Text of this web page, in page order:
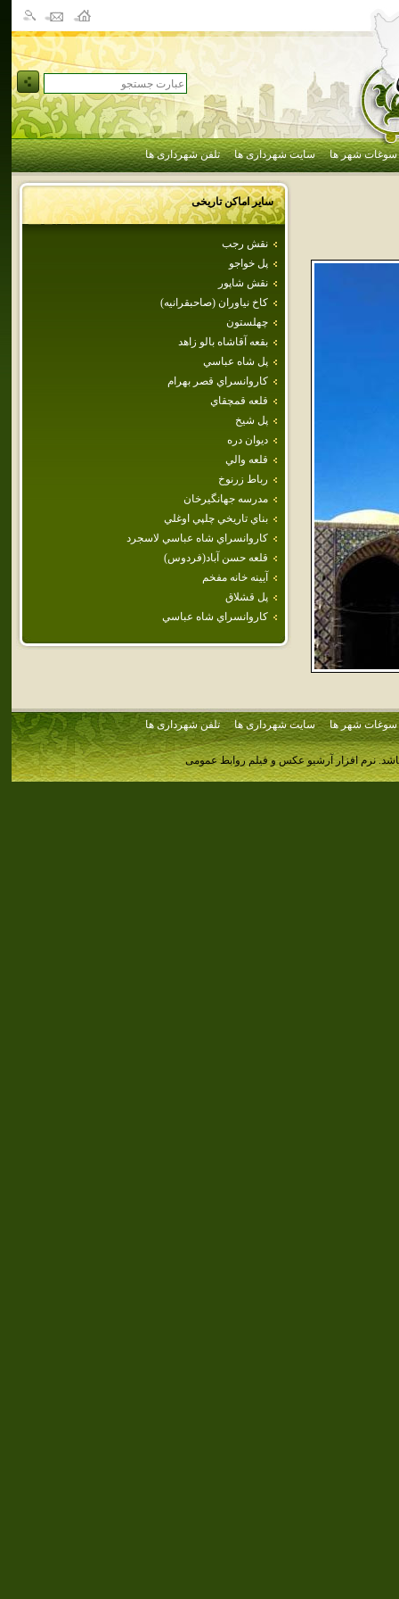
سوغات شهر ها سایت شهرداری ها تلفن شهرداری ها
سایر اماکن تاریخی
نقش رجب
پل خواجو
نقش شاپور
كاخ نياوران (صاحبقرانيه)
چهلستون
بقعه آقاشاه بالو زاهد
پل‌ شاه‌ عباسي‌
كاروانسراي قصر بهرام
قلعه قمچقاي
پل شيخ
ديوان دره
قلعه‌ والي‌
رباط زرنوخ
مدرسه‌ جهانگيرخان‌
بناي تاريخي چلپي اوغلي
كاروانسراي‌ شاه‌ عباسي‌ لاسجرد
قلعه حسن آباد(فردوس)
آيينه خانه مفخم
پل قشلاق
كاروانسراي شاه عباسي
سوغات شهر ها سایت شهرداری ها تلفن شهرداری ها
نرم افزار آرشیو عکس و فیلم روابط عمومی